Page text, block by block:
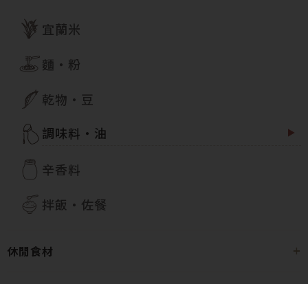
宜蘭米
麵・粉
乾物・豆
調味料・油
辛香料
拌飯・佐餐
休閒食材